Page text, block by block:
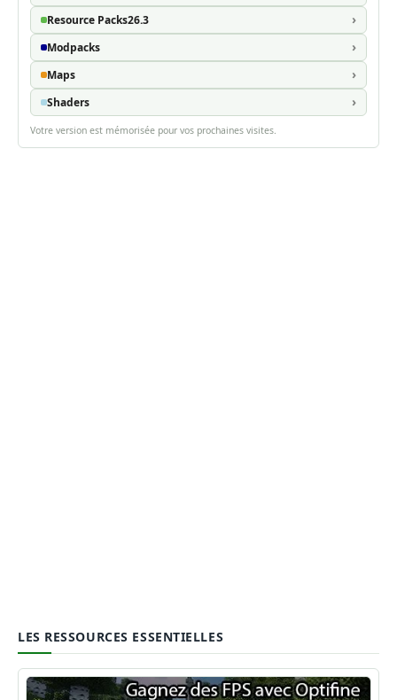
Resource Packs26.3
Modpacks
Maps
Shaders
Votre version est mémorisée pour vos prochaines visites.
LES RESSOURCES ESSENTIELLES